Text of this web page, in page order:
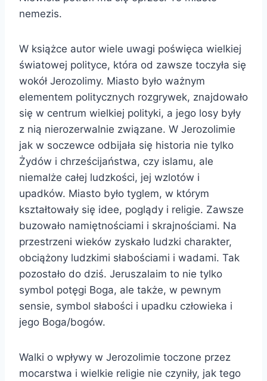
nemezis.
W książce autor wiele uwagi poświęca wielkiej
światowej polityce, która od zawsze toczyła się
wokół Jerozolimy. Miasto było ważnym
elementem politycznych rozgrywek, znajdowało
się w centrum wielkiej polityki, a jego losy były
z nią nierozerwalnie związane. W Jerozolimie
jak w soczewce odbijała się historia nie tylko
Żydów i chrześcijaństwa, czy islamu, ale
niemalże całej ludzkości, jej wzlotów i
upadków. Miasto było tyglem, w którym
kształtowały się idee, poglądy i religie. Zawsze
buzowało namiętnościami i skrajnościami. Na
przestrzeni wieków zyskało ludzki charakter,
obciążony ludzkimi słabościami i wadami. Tak
pozostało do dziś. Jeruszalaim to nie tylko
symbol potęgi Boga, ale także, w pewnym
sensie, symbol słabości i upadku człowieka i
jego Boga/bogów.
Walki o wpływy w Jerozolimie toczone przez
mocarstwa i wielkie religie nie czyniły, jak tego